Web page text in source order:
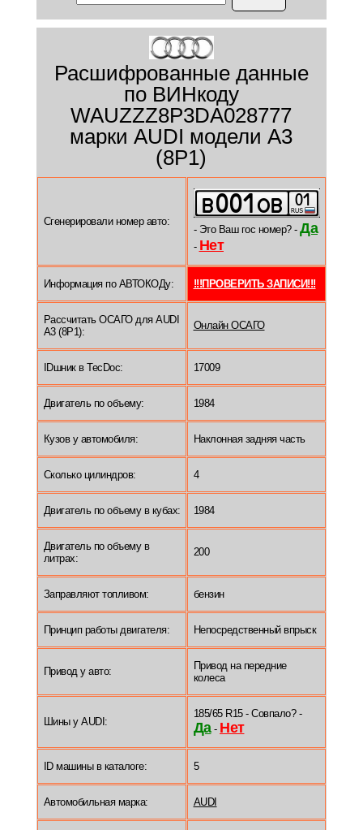
Расшифрованные данные
по ВИНкоду
WAUZZZ8P3DA028777
марки AUDI модели A3
(8P1)
Сгенерировали номер авто:
- Это Ваш гос номер? - Да
- Нет
Информация по АВТОКОДу: !!!ПРОВЕРИТЬ ЗАПИСИ!!!
Рассчитать ОСАГО для AUDI
A3 (8P1):
Онлайн ОСАГО
IDшник в TecDoc: 17009
Двигатель по объему: 1984
Кузов у автомобиля: Наклонная задняя часть
Сколько цилиндров: 4
Двигатель по объему в кубах: 1984
Двигатель по объему в
литрах:
200
Заправляют топливом: бензин
Принцип работы двигателя: Непосредственный впрыск
Привод у авто:
Привод на передние
колеса
Шины у AUDI:
185/65 R15 - Совпало? -
Да- Нет
ID машины в каталоге: 5
Автомобильная марка: AUDI